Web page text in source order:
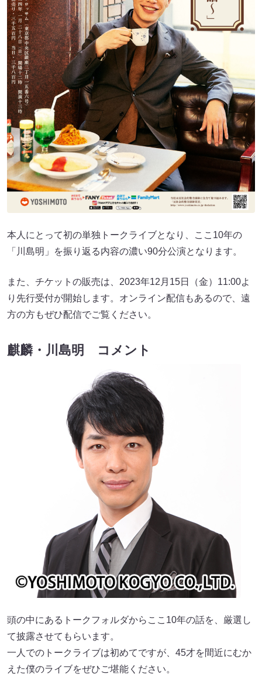
本人にとって初の単独トークライブとなり、ここ10年の
「川島明」を振り返る内容の濃い90分公演となります。
また、チケットの販売は、2023年12月15日（金）11:00よ
り先行受付が開始します。オンライン配信もあるので、遠
方の方もぜひ配信でご覧ください。
麒麟・川島明 コメント
頭の中にあるトークフォルダからここ10年の話を、厳選し
て披露させてもらいます。
一人でのトークライブは初めてですが、45才を間近にむか
えた僕のライブをぜひご堪能ください。